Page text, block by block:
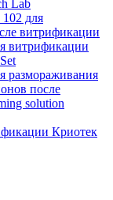
Lab
для
витрификации
витрификации
размораживания
после
solution
Криотек